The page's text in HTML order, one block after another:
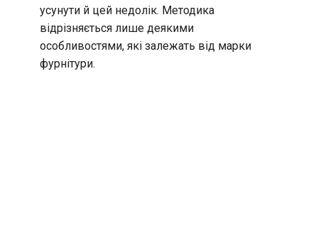
усунути й цей недолік. Методика
відрізняється лише деякими
особливостями, які залежать від марки
фурнітури.